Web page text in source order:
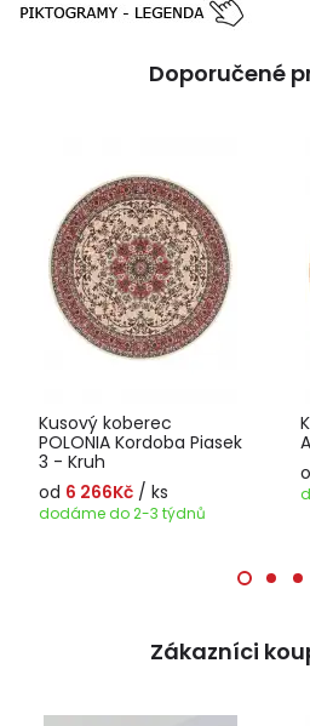
Doporučené
Kusový koberec
POLONIA Kordoba Piasek
3 - Kruh
od 6 266Kč / ks
dodáme do 2-3 týdnů
Zákazníci